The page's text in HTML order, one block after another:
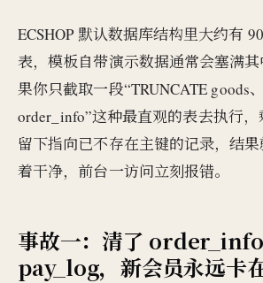
ECSHOP 默认数据库结构里大约有
表，模板自带演示数据通常会塞满
果你只截取一段“TRUNCATE goods、
order_info”这种最直观的表去执行
留下指向已不存在主键的记录，结
着干净，前台一访问立刻报错。
事故一：清了
pay_log，新会员永远卡